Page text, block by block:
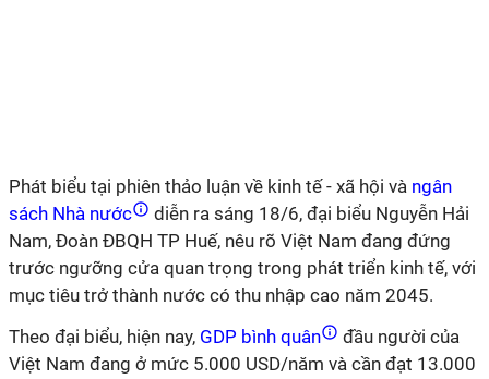
Phát biểu tại phiên thảo luận về kinh tế - xã hội và ngân
sách Nhà nước
diễn ra sáng 18/6, đại biểu Nguyễn Hải
Nam, Đoàn ĐBQH TP Huế, nêu rõ Việt Nam đang đứng
trước ngưỡng cửa quan trọng trong phát triển kinh tế, với
mục tiêu trở thành nước có thu nhập cao năm 2045.
Theo đại biểu, hiện nay, GDP bình quân
đầu người của
Việt Nam đang ở mức 5.000 USD/năm và cần đạt 13.000